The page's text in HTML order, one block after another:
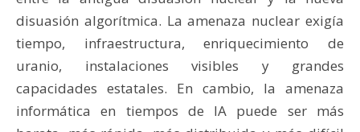
disuasión algorítmica. La amenaza nuclear exigía
tiempo, infraestructura, enriquecimiento de
uranio, instalaciones visibles y grandes
capacidades estatales. En cambio, la amenaza
informática en tiempos de IA puede ser más